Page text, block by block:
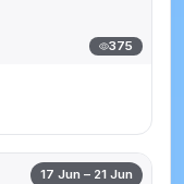
375
17 Jun – 21 Jun